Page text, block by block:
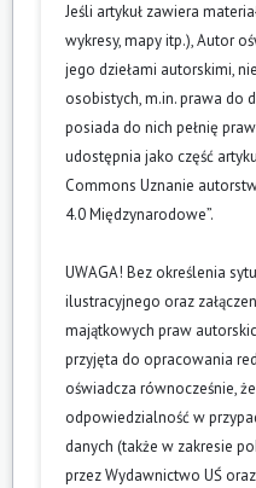
Jeśli artykuł zawiera
wykresy, mapy itp.), Autor
jego dziełami autorskimi,
osobistych, m.in. prawa do
posiada do nich pełnię
udostępnia jako część
Commons Uznanie
4.0 Międzynarodowe”.
UWAGA! Bez określenia
ilustracyjnego oraz
majątkowych praw
przyjęta do opracowania
oświadcza równocześnie,
odpowiedzialność w
danych (także w zakresie
przez Wydawnictwo UŚ